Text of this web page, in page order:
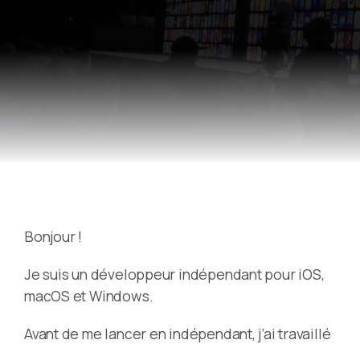
Bonjour !
Je suis un développeur indépendant pour iOS,
macOS et Windows.
Avant de me lancer en indépendant, j’ai travaillé